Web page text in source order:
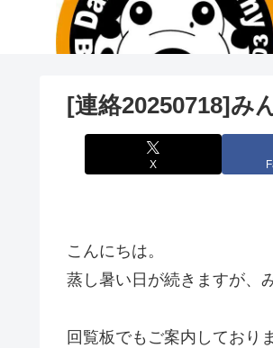
[連絡20250718]み
X
こんにちは。
蒸し暑い日が続きますが、
回覧板でもご案内しており